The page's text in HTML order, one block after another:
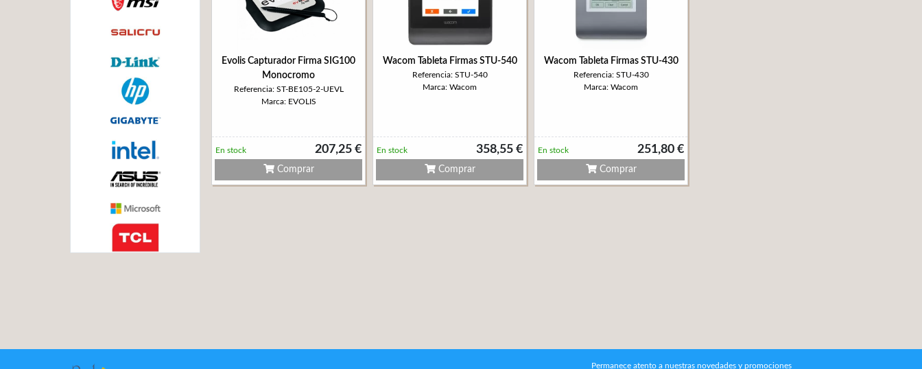
Evolis Capturador Firma SIG100
Monocromo
Referencia: ST-BE105-2-UEVL
Marca: EVOLIS
207,25 €
En stock
Comprar
Wacom Tableta Firmas STU-540
Referencia: STU-540
Marca: Wacom
358,55 €
En stock
Comprar
Wacom Tableta Firmas STU-430
Referencia: STU-430
Marca: Wacom
251,80 €
En stock
Comprar
Permanece atento a nuestras novedades y promociones